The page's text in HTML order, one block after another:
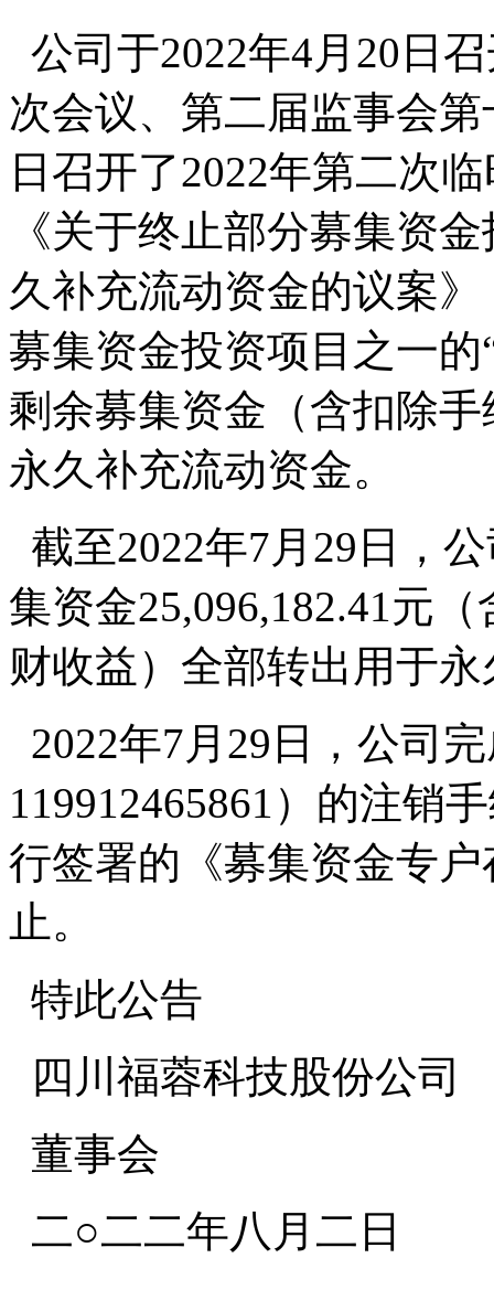
公司于2022年4月20日
次会议、第二届监事会
日召开了2022年第二次
《关于终止部分募集资
久补充流动资金的议案
募集资金投资项目之一
剩余募集资金（含扣除
永久补充流动资金。
截至2022年7月29日，
集资金25,096,182.41元
财收益）全部转出用于
2022年7月29日，公司
119912465861）的注销
行签署的《募集资金专
止。
特此公告
四川福蓉科技股份公司
董事会
二○二二年八月二日